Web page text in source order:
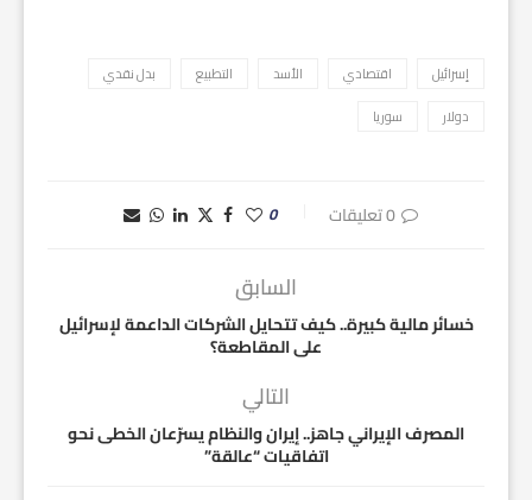
إسرائيل اقتصادي الأسد التطبيع
بدل نقدي
دولار
سوريا
0 تعليقات 0
السابق
خسائر مالية كبيرة.. كيف تتحايل الشركات الداعمة لإسرائيل
على المقاطعة؟
التالي
المصرف الإيراني جاهز.. إيران والنظام يسرّعان الخطى نحو
اتفاقيات “عالقة”